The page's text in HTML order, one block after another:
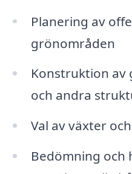
Planering av
grönområden
Konstruktion av
och andra
Val av växter
Bedömning och